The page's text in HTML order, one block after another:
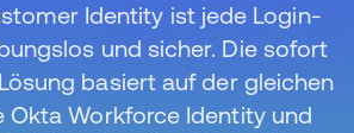
Identity ist jede Login-
und sicher. Die sofort
basiert auf der gleichen
Okta Workforce Identity und